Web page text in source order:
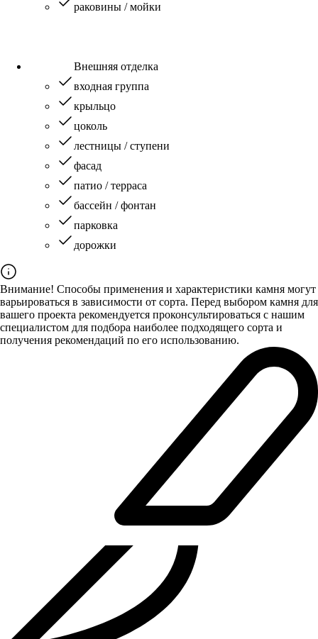
раковины / мойки
Внешняя отделка
входная группа
крыльцо
цоколь
лестницы / ступени
фасад
патио / терраса
бассейн / фонтан
парковка
дорожки
Внимание! Способы применения и характеристики камня могут
варьироваться в зависимости от сорта. Перед выбором камня для
вашего проекта рекомендуется проконсультироваться с нашим
специалистом для подбора наиболее подходящего сорта и
получения рекомендаций по его использованию.